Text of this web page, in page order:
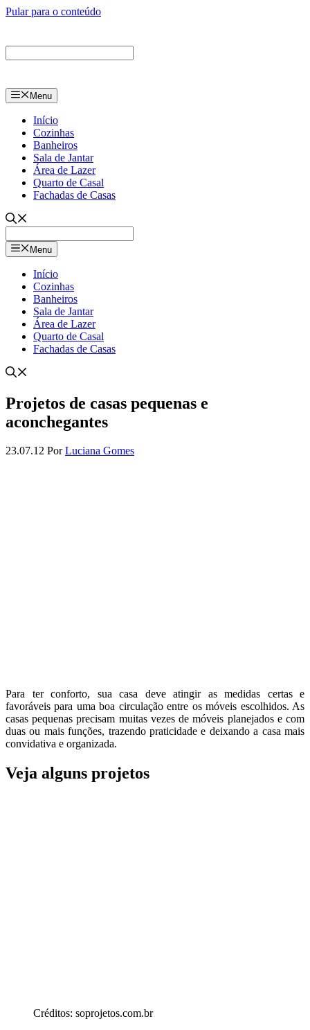
Pular para o conteúdo
Menu
Início
Cozinhas
Banheiros
Sala de Jantar
Área de Lazer
Quarto de Casal
Fachadas de Casas
Menu
Início
Cozinhas
Banheiros
Sala de Jantar
Área de Lazer
Quarto de Casal
Fachadas de Casas
Projetos de casas pequenas e
aconchegantes
23.07.12 PorLuciana Gomes
Para ter conforto, sua casa deve atingir as medidas certas e
favoráveis para uma boa circulação entre os móveis escolhidos. As
casas pequenas precisam muitas vezes de móveis planejados e com
duas ou mais funções, trazendo praticidade e deixando a casa mais
convidativa e organizada.
Veja alguns projetos
Créditos: soprojetos.com.br